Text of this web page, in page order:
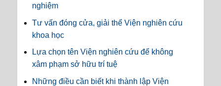
nghiệm
Tư vấn đóng cửa, giải thể Viện nghiên cứu
khoa học
Lựa chọn tên Viện nghiên cứu để không
xâm phạm sở hữu trí tuệ
Những điều cần biết khi thành lập Viện